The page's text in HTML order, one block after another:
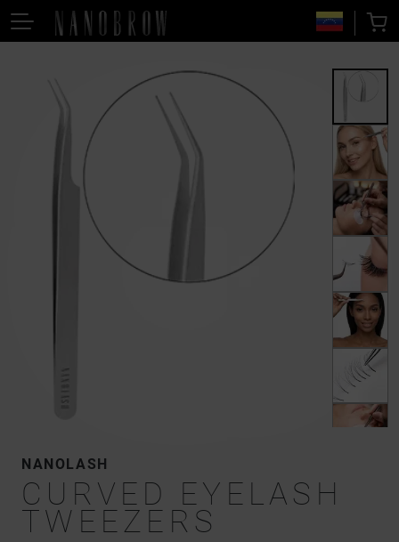
NANOLASH
CURVED EYELASH
TWEEZERS